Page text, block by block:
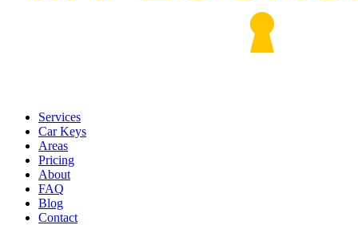
Services
Car Keys
Areas
Pricing
About
FAQ
Blog
Contact